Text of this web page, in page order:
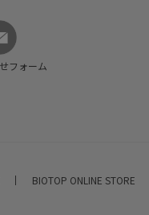
フォーム
BIOTOP ONLINE STORE